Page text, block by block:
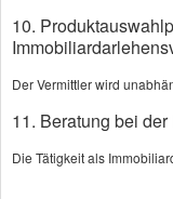
10.
Der Vermittler wird
11. Beratung bei
Die Tätigkeit als